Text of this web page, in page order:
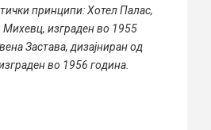
принципи: Хотел Палас,
Михевц, изграден во 1955
Застава, дизајниран од
во 1956 година.